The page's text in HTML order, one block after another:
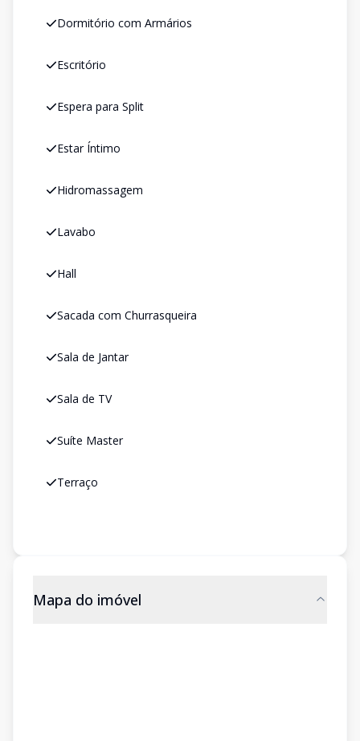
Dormitório com Armários
Escritório
Espera para Split
Estar Íntimo
Hidromassagem
Lavabo
Hall
Sacada com Churrasqueira
Sala de Jantar
Sala de TV
Suíte Master
Terraço
Mapa do imóvel